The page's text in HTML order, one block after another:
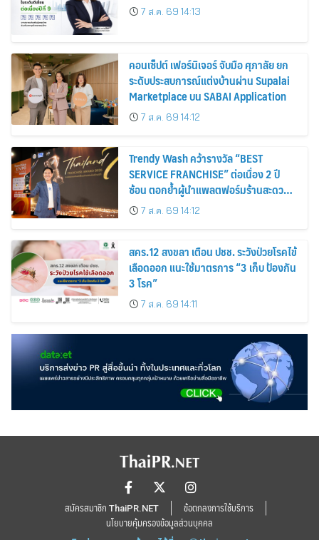
7 ส.ค. 69 14:13
คอนเซ็ปต์ เฟอร์นิเจอร์ จับมือ ศุภาลัย ยก
ระดับประสบการณ์แต่งบ้านผ่าน Supalai
Marketplace บน SABAI Application
7 ส.ค. 69 14:12
Trendy Wash คว้ารางวัล “BEST
SERVICE FRANCHISE” ต่อเนื่อง 2 ปี
ซ้อน ตอกย้ำผู้นำแพลตฟอร์มร้านสะดวก
ซัก ในงาน Thailand Franchise Award
2026
7 ส.ค. 69 14:12
สคร.12 สงขลา เตือน ปชช. ระวังป่วยโรคไข้
เลือดออก แนะใช้มาตรการ “3 เก็บ ป้องกัน
3 โรค”
7 ส.ค. 69 14:11
สมัครสมาชิก ThaiPR.NET
ข้อตกลงการใช้บริการ
นโยบายคุ้มครองข้อมูลส่วนบุคคล